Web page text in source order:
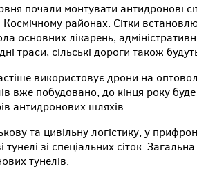
почали монтувати антидронові
районах. Сітки
основних лікарень,
траси, сільські дороги також
використовує дрони на
вже побудовано, до кінця року
антидронових шляхів.
та цивільну логістику, у
зі спеціальних сіток.
тунелів.